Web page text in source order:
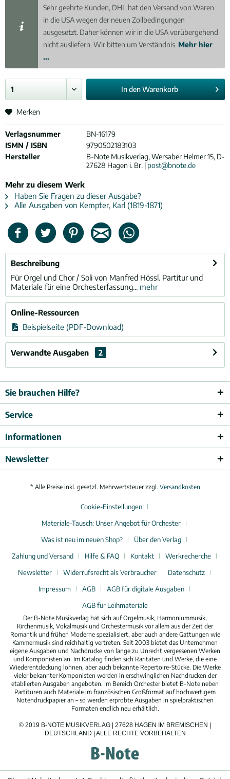
Sehr geehrte Kunden, DHL hat den Versand von Waren
in die USA wegen der neuen Zollbedingungen
ausgesetzt. Daher können wir in die USA vorübergehend
nicht ausliefern. Wir bitten um Verständnis. Mehr hier
...
In denWarenkorb
Merken
Verlagsnummer
BN-16179
ISMN / ISBN
9790502183103
Hersteller
B-Note Musikverlag, Wersaber Helmer 15, D-
27628 Hagen i. Br. | post@bnote.de
Mehr zu diesem Werk
Haben Sie Fragen zu dieser Ausgabe?
Alle Ausgaben von Kempter, Karl (1819-1871)
Beschreibung
Für Orgel und Chor / Soli von Manfred Hössl. Partitur und
Materiale für eine Orchesterfassung... mehr
Online-Ressourcen
Beispielseite (PDF-Download)
Verwandte Ausgaben 2
Sie brauchen Hilfe?
Service
Informationen
Newsletter
* Alle Preise inkl. gesetzl. Mehrwertsteuer zzgl. Versandkosten
Cookie-Einstellungen
Materiale-Tausch: Unser Angebot für Orchester
Was ist neu im neuen Shop?
Über den Verlag
Zahlung und Versand
Hilfe & FAQ Kontakt
Werkrecherche
Newsletter
Widerrufsrecht als Verbraucher
Datenschutz
Impressum
AGB
AGB für digitale Ausgaben
AGB für Leihmateriale
Der B-Note Musikverlag hat sich auf Orgelmusik, Harmoniummusik,
Kirchenmusik, Vokalmusik und Orchestermusik vor allem aus der Zeit der
Romantik und frühen Moderne spezialisiert, aber auch andere Gattungen wie
Kammermusik sind reichhaltig vertreten. Seit 2003 bietet das Unternehmen
eigene Ausgaben und Nachdrucke von lange zu Unrecht vergessenen Werken
und Komponisten an. Im Katalog finden sich Raritäten und Werke, die eine
Wiederentdeckung lohnen, aber auch bekannte Repertoire-Stücke. Die Werke
vieler bekannter Komponisten werden in erschwinglichen Nachdrucken der
etablierten Ausgaben angeboten. Im Bereich Orchester bietet B-Note neben
Partituren auch Materiale im französischen Großformat auf hochwertigem
Notendruckpapier an – so werden erprobte Ausgaben in spielpraktischen
Formaten endlich neu erhältlich.
© 2019 B-NOTE MUSIKVERLAG | 27628 HAGEN IM BREMISCHEN |
DEUTSCHLAND | ALLE RECHTE VORBEHALTEN